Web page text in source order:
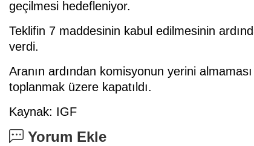
geçilmesi hedefleniyor.
Teklifin 7 maddesinin kabul edilmesinin
verdi.
Aranın ardından komisyonun yerini
toplanmak üzere kapatıldı.
Kaynak: IGF
Yorum Ekle